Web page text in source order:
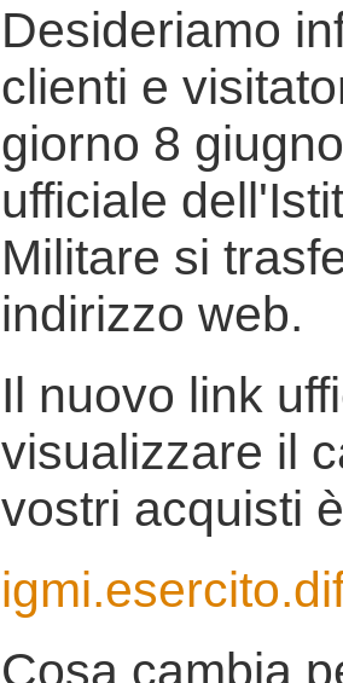
Desideriamo
clienti e
giorno 8
ufficiale
Militare si
indirizzo web.
Il nuovo link
visualizzare il
vostri acquisti
Cosa cambia